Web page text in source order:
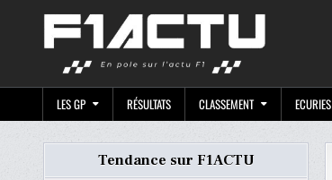
LES GP RÉSULTATS CLASSEMENT ECURIES
Tendance sur F1ACTU